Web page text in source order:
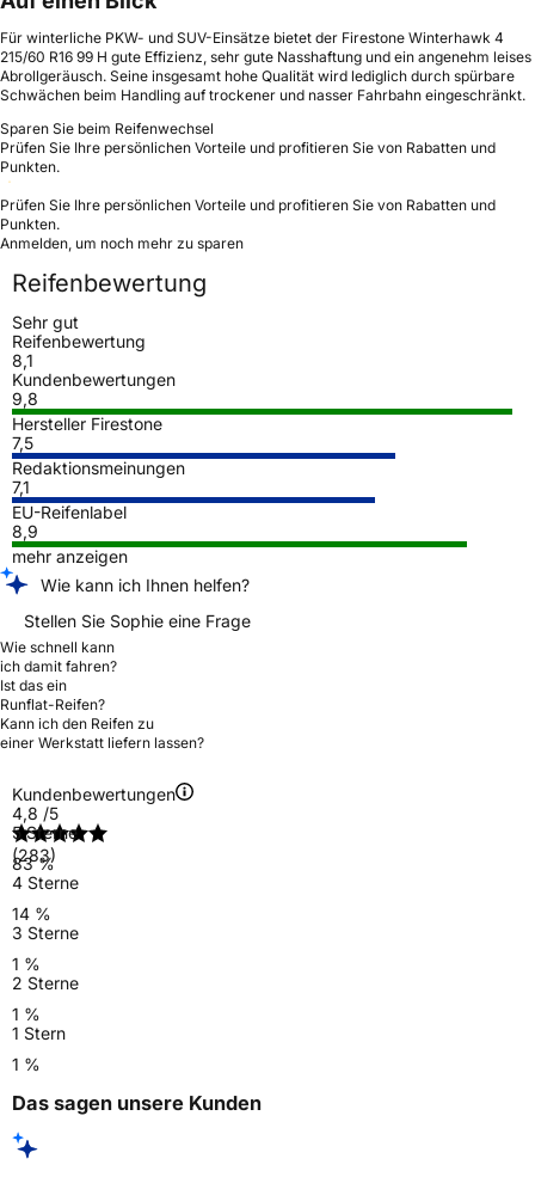
Für winterliche PKW- und SUV-Einsätze bietet der Firestone Winterhawk 4
215/60 R16 99 H gute Effizienz, sehr gute Nasshaftung und ein angenehm leises
Abrollgeräusch. Seine insgesamt hohe Qualität wird lediglich durch spürbare
Schwächen beim Handling auf trockener und nasser Fahrbahn eingeschränkt.
Sparen Sie beim Reifenwechsel
Prüfen Sie Ihre persönlichen Vorteile und profitieren Sie von Rabatten und
Punkten.
Prüfen Sie Ihre persönlichen Vorteile und profitieren Sie von Rabatten und
Punkten.
Anmelden, um noch mehr zu sparen
Reifenbewertung
Sehr gut
Reifenbewertung
8,1
Kundenbewertungen
9,8
Hersteller Firestone
7,5
Redaktionsmeinungen
7,1
EU-Reifenlabel
8,9
mehr anzeigen
Wie kann ich Ihnen helfen?
Stellen Sie Sophie eine Frage
Wie schnell kann
ich damit fahren?
Ist das ein
Runflat-Reifen?
Kann ich den Reifen zu
einer Werkstatt liefern lassen?
Kundenbewertungen
4,8 /5
(283)
5 Sterne
83 %
4 Sterne
14 %
3 Sterne
1 %
2 Sterne
1 %
1 Stern
1 %
Das sagen unsere Kunden